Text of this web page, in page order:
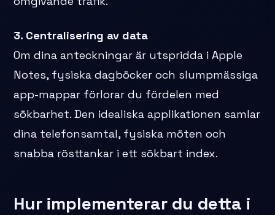
3. Centralisering av data
Om dina anteckningar är utspridda i Apple
Notes, fysiska dagböcker och slumpmässiga
app-mappar förlorar du fördelen med
sökbarhet. Den idealiska applikationen samlar
dina telefonsamtal, fysiska möten och
snabba rösttankar i ett sökbart index.
Hur implementerar du detta i